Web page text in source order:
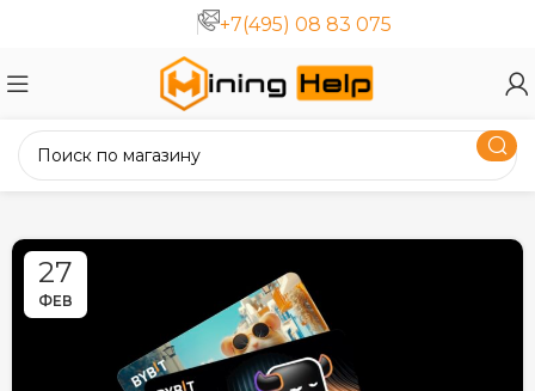
+7(495) 08 83 075
27
ФЕВ